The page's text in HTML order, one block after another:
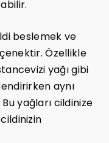
beslemek ve
Özellikle
yağı gibi
aynı
yağları cildinize